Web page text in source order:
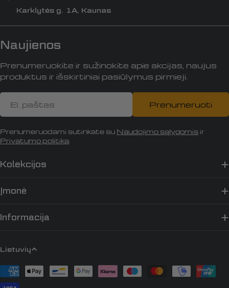
Karklytės g. 1A, Kaunas
Kolekcijos
Įmonė
Informacija
Naujienos
Prenumeruokite ir sužinokite apie akcijas, naujus
produktus ir išskirtiniai pasiūlymus pirmieji.
El.
paštas
Prenumeruoti
Prenumeruodami sutinkate su Naudojimo sąlygomis ir
Privatumo politika
K
a
l
Lietuvių
Apmokėjimo
būdai